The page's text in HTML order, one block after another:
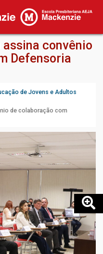
convênio
Defensoria
de Jovens e Adultos
de colaboração com